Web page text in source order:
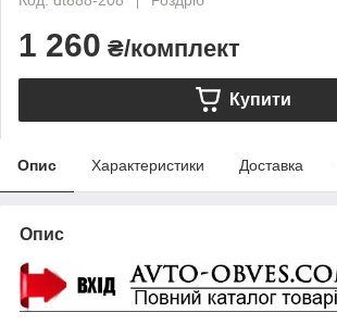
1 260 ₴/комплект
Купити
Опис Характеристики Доставка
Опис